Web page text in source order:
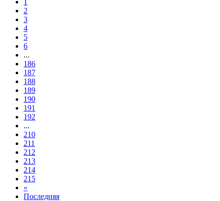
2
3
4
5
6
...
186
187
188
189
190
191
192
...
210
211
212
213
214
215
»
Последняя